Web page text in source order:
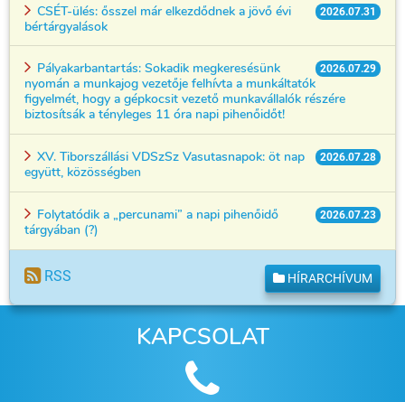
2026.07.31
CSÉT-ülés: ősszel már elkezdődnek a jövő évi
bértárgyalások
2026.07.29
Pályakarbantartás: Sokadik megkeresésünk
nyomán a munkajog vezetője felhívta a munkáltatók
figyelmét, hogy a gépkocsit vezető munkavállalók részére
biztosítsák a tényleges 11 óra napi pihenőidőt!
2026.07.28
XV. Tiborszállási VDSzSz Vasutasnapok: öt nap
együtt, közösségben
2026.07.23
Folytatódik a „percunami” a napi pihenőidő
tárgyában (?)
RSS HÍRARCHÍVUM
KAPCSOLAT